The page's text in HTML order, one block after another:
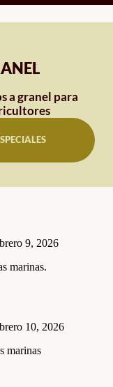
a granel para
9, 2026
marinas.
10, 2026
marinas